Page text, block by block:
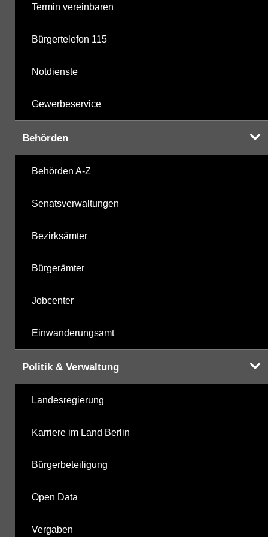
Termin vereinbaren
Bürgertelefon 115
Notdienste
Gewerbeservice
Behörden
Behörden A-Z
Senatsverwaltungen
Bezirksämter
Bürgerämter
Jobcenter
Einwanderungsamt
Politik & Verwaltung
Landesregierung
Karriere im Land Berlin
Bürgerbeteiligung
Open Data
Vergaben